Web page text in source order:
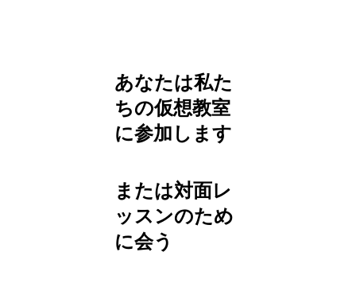
あなたは私た
ちの仮想教室
に参加します
または対面レ
ッスンのため
に会う